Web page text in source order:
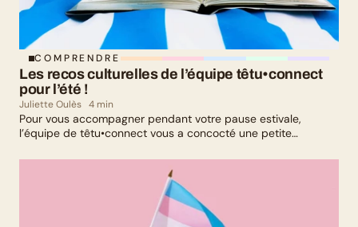
COMPRENDRE
Les recos culturelles de l’équipe têtu•connect
pour l’été !
Juliette Oulès 4 min
Pour vous accompagner pendant votre pause estivale,
l’équipe de têtu•connect vous a concocté une petite
culturelle : il y en a pour tous les goûts !